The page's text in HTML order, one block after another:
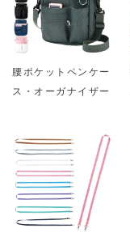
腰ポケットペンケー
ス・オーガナイザー